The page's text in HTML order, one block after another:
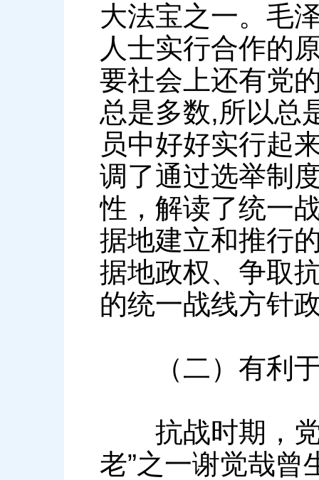
大法宝之一。毛
人士实行合作的
要社会上还有党
总是多数,所以总
员中好好实行起
调了通过选举制
性，解读了统一
据地建立和推行
据地政权、争取
的统一战线方针
（二）有利于
抗战时期，党
老”之一谢觉哉曾